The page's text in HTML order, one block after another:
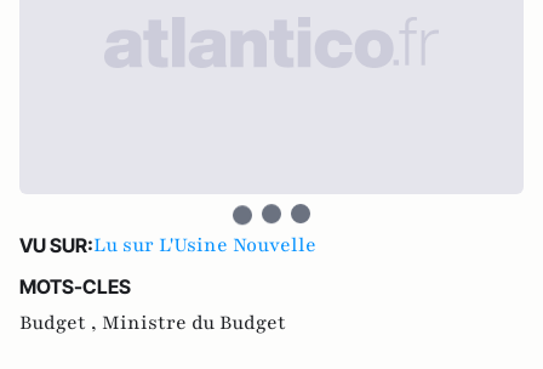
VU SUR:Lu sur L'Usine Nouvelle
MOTS-CLES
Budget , Ministre du Budget